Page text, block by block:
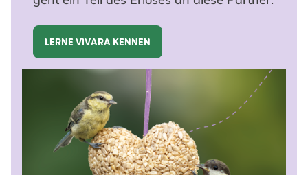
LERNE VIVARA KENNEN